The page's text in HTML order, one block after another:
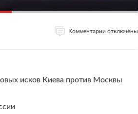
Комментарии отключены
исков Киева против Москвы